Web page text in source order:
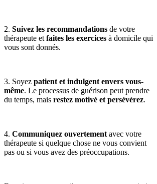
2. Suivez les recommandations de votre
thérapeute et faites les exercices à domicile qui
vous sont donnés.
3. Soyez patient et indulgent envers vous-
même. Le processus de guérison peut prendre
du temps, mais restez motivé et persévérez.
4. Communiquez ouvertement avec votre
thérapeute si quelque chose ne vous convient
pas ou si vous avez des préoccupations.